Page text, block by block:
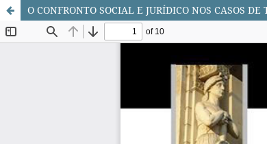
O CONFRONTO SOCIAL E JURÍDICO NOS CASOS